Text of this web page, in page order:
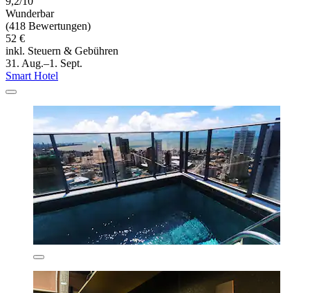
Wunderbar
(418 Bewertungen)
52 €
inkl. Steuern & Gebühren
31. Aug.–1. Sept.
Smart Hotel